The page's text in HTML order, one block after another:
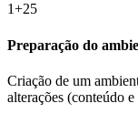
1+25
Preparação do
Criação de um
alterações (conteúdo